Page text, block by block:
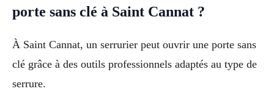
porte sans clé à Saint Cannat ?
À Saint Cannat, un serrurier peut ouvrir une porte sans
clé grâce à des outils professionnels adaptés au type de
serrure.